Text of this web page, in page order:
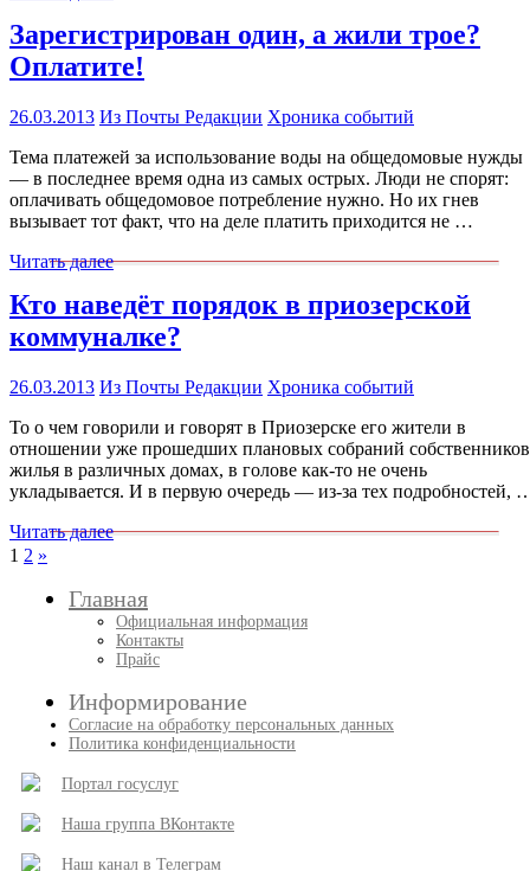
Зарегистрирован один, а жили трое?
Оплатите!
26.03.2013 Из Почты Редакции Хроника событий
Тема платежей за использование воды на общедомовые нужды
— в последнее время одна из самых острых. Люди не спорят:
оплачивать общедомовое потребление нужно. Но их гнев
вызывает тот факт, что на деле платить приходится не …
Читать далее
Кто наведёт порядок в приозерской
коммуналке?
26.03.2013 Из Почты Редакции Хроника событий
То о чем говорили и говорят в Приозерске его жители в
отношении уже прошедших плановых собраний собственников
жилья в различных домах, в голове как-то не очень
укладывается. И в первую очередь — из-за тех подробностей,
Читать далее
Пагинация
записей
1 2 След.
»
Главная
Официальная информация
Контакты
Прайс
Информирование
Согласие на обработку персональных данных
Политика конфиденциальности
Портал госуслуг
Наша группа ВКонтакте
Наш канал в Телеграм